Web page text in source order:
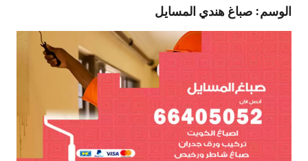
للاعلانات
الوسم: صباغ هندي المسايل